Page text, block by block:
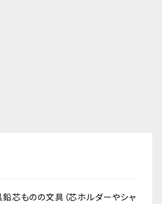
芯ものの文具（芯ホルダーやシャ